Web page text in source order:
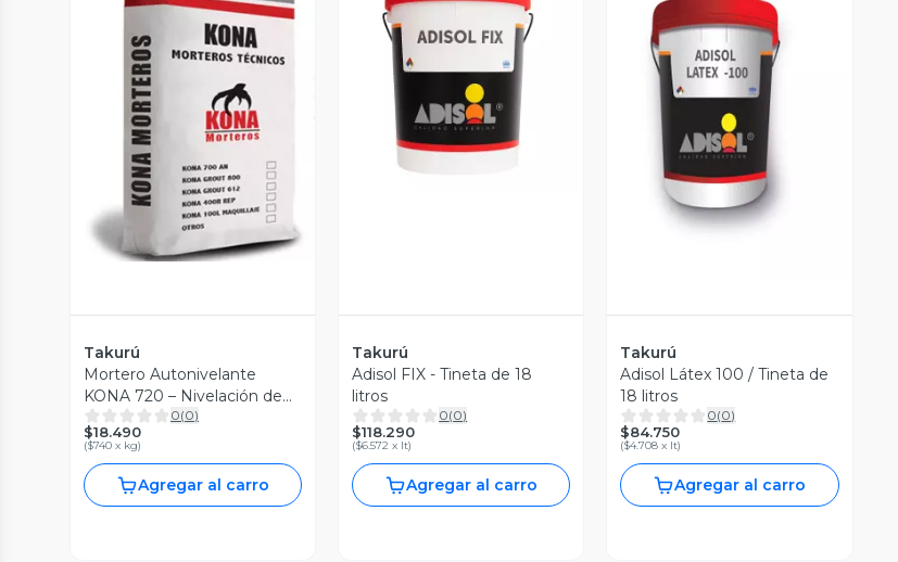
Vista Previa
Takurú
Mortero Autonivelante
KONA 720 – Nivelación de
Pisos Interiores y Exteriores
– Saco 25 kg
0(0)
$18.490
($740 x kg)
Agregar al carro
Vista Previa
Takurú
Adisol FIX - Tineta de 18
litros
0(0)
$118.290
($6.572 x lt)
Agregar al carro
Vista Previa
Takurú
Adisol Látex 100 / Tineta de
18 litros
0(0)
$84.750
($4.708 x lt)
Agregar al carro